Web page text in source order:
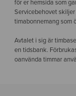
för er hemsida som
Servicebehovet
timabonnemang som
Avtalet i sig är
en tidsbank.
oanvända timmar